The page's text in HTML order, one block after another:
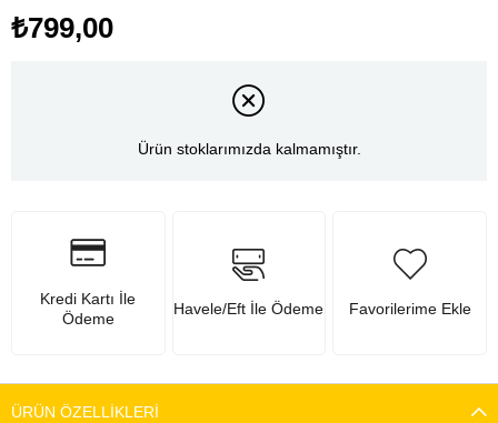
₺799,00
Ürün stoklarımızda kalmamıştır.
Kredi Kartı İle
Ödeme
Havele/Eft İle Ödeme Favorilerime Ekle
ÜRÜN ÖZELLIKLERI